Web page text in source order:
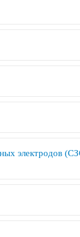
электродов